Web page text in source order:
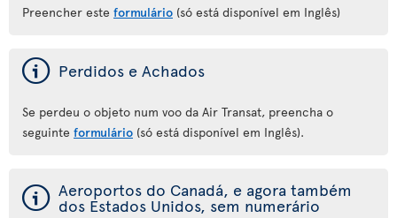
Preencher este formulário (só está disponível em Inglês)
ý Perdidos e Achados
Se perdeu o objeto num voo da Air Transat, preencha o
seguinte formulário (só está disponível em Inglês).
ý Aeroportos do Canadá, e agora também
dos Estados Unidos, sem numerário